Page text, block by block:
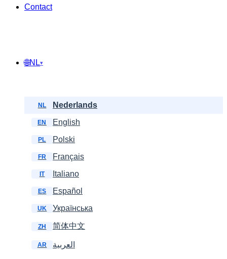
Contact
🌐NL▾
NL Nederlands
EN English
PL Polski
FR Français
IT Italiano
ES Español
UK Українська
ZH 简体中文
AR العربية